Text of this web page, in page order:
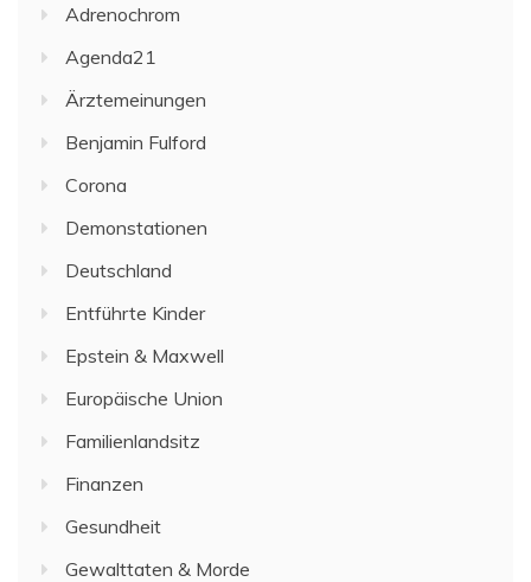
Adrenochrom
Agenda21
Ärztemeinungen
Benjamin Fulford
Corona
Demonstationen
Deutschland
Entführte Kinder
Epstein & Maxwell
Europäische Union
Familienlandsitz
Finanzen
Gesundheit
Gewalttaten & Morde